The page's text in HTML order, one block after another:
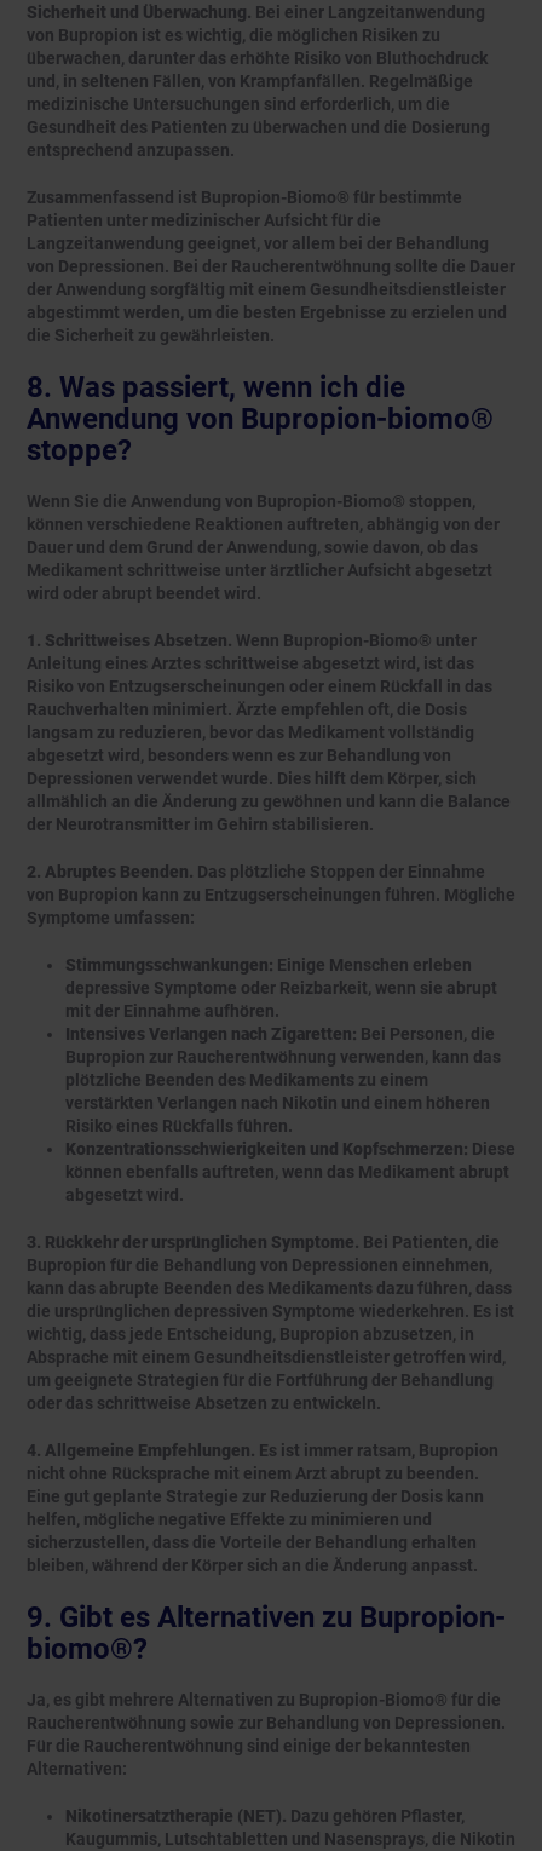
Sicherheit und Überwachung. Bei einer Langzeitanwendung
von Bupropion ist es wichtig, die möglichen Risiken zu
überwachen, darunter das erhöhte Risiko von Bluthochdruck
und, in seltenen Fällen, von Krampfanfällen. Regelmäßige
medizinische Untersuchungen sind erforderlich, um die
Gesundheit des Patienten zu überwachen und die Dosierung
entsprechend anzupassen.
Zusammenfassend ist Bupropion-Biomo® für bestimmte
Patienten unter medizinischer Aufsicht für die
Langzeitanwendung geeignet, vor allem bei der Behandlung
von Depressionen. Bei der Raucherentwöhnung sollte die Dauer
der Anwendung sorgfältig mit einem Gesundheitsdienstleister
abgestimmt werden, um die besten Ergebnisse zu erzielen und
die Sicherheit zu gewährleisten.
8. Was passiert, wenn ich die
Anwendung von Bupropion-biomo®
stoppe?
Wenn Sie die Anwendung von Bupropion-Biomo® stoppen,
können verschiedene Reaktionen auftreten, abhängig von der
Dauer und dem Grund der Anwendung, sowie davon, ob das
Medikament schrittweise unter ärztlicher Aufsicht abgesetzt
wird oder abrupt beendet wird.
1. Schrittweises Absetzen. Wenn Bupropion-Biomo® unter
Anleitung eines Arztes schrittweise abgesetzt wird, ist das
Risiko von Entzugserscheinungen oder einem Rückfall in das
Rauchverhalten minimiert. Ärzte empfehlen oft, die Dosis
langsam zu reduzieren, bevor das Medikament vollständig
abgesetzt wird, besonders wenn es zur Behandlung von
Depressionen verwendet wurde. Dies hilft dem Körper, sich
allmählich an die Änderung zu gewöhnen und kann die Balance
der Neurotransmitter im Gehirn stabilisieren.
2. Abruptes Beenden. Das plötzliche Stoppen der Einnahme
von Bupropion kann zu Entzugserscheinungen führen. Mögliche
Symptome umfassen:
Stimmungsschwankungen: Einige Menschen erleben
depressive Symptome oder Reizbarkeit, wenn sie abrupt
mit der Einnahme aufhören.
Intensives Verlangen nach Zigaretten: Bei Personen, die
Bupropion zur Raucherentwöhnung verwenden, kann das
plötzliche Beenden des Medikaments zu einem
verstärkten Verlangen nach Nikotin und einem höheren
Risiko eines Rückfalls führen.
Konzentrationsschwierigkeiten und Kopfschmerzen: Diese
können ebenfalls auftreten, wenn das Medikament abrupt
abgesetzt wird.
3. Rückkehr der ursprünglichen Symptome. Bei Patienten, die
Bupropion für die Behandlung von Depressionen einnehmen,
kann das abrupte Beenden des Medikaments dazu führen, dass
die ursprünglichen depressiven Symptome wiederkehren. Es ist
wichtig, dass jede Entscheidung, Bupropion abzusetzen, in
Absprache mit einem Gesundheitsdienstleister getroffen wird,
um geeignete Strategien für die Fortführung der Behandlung
oder das schrittweise Absetzen zu entwickeln.
4. Allgemeine Empfehlungen. Es ist immer ratsam, Bupropion
nicht ohne Rücksprache mit einem Arzt abrupt zu beenden.
Eine gut geplante Strategie zur Reduzierung der Dosis kann
helfen, mögliche negative Effekte zu minimieren und
sicherzustellen, dass die Vorteile der Behandlung erhalten
bleiben, während der Körper sich an die Änderung anpasst.
9. Gibt es Alternativen zu Bupropion-
biomo®?
Ja, es gibt mehrere Alternativen zu Bupropion-Biomo® für die
Raucherentwöhnung sowie zur Behandlung von Depressionen.
Für die Raucherentwöhnung sind einige der bekanntesten
Alternativen:
Nikotinersatztherapie (NET). Dazu gehören Pflaster,
Kaugummis, Lutschtabletten und Nasensprays, die Nikotin